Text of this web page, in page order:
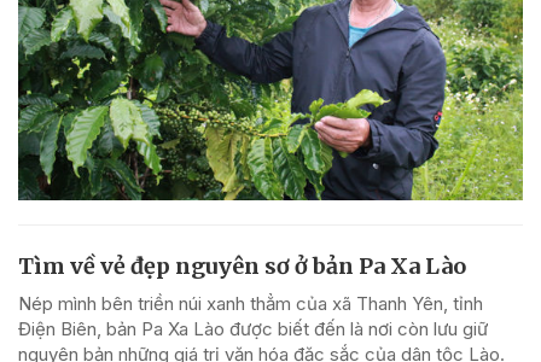
Tìm về vẻ đẹp nguyên sơ ở bản Pa Xa Lào
Nép mình bên triền núi xanh thẳm của xã Thanh Yên, tỉnh
Điện Biên, bản Pa Xa Lào được biết đến là nơi còn lưu giữ
nguyên bản những giá trị văn hóa đặc sắc của dân tộc Lào.